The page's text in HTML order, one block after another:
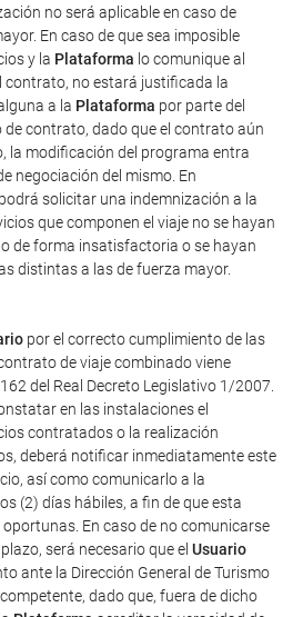
no será aplicable en caso de
En caso de que sea imposible
y la Plataforma lo comunique al
contrato, no estará justificada la
a la Plataforma por parte del
contrato, dado que el contrato aún
la modificación del programa entra
negociación del mismo. En
solicitar una indemnización a la
que componen el viaje no se hayan
de forma insatisfactoria o se hayan
distintas a las de fuerza mayor.
por el correcto cumplimiento de las
de viaje combinado viene
del Real Decreto Legislativo 1/2007.
en las instalaciones el
contratados o la realización
deberá notificar inmediatamente este
así como comunicarlo a la
(2) días hábiles, a fin de que esta
En caso de no comunicarse
será necesario que el Usuario
ante la Dirección General de Turismo
dado que, fuera de dicho